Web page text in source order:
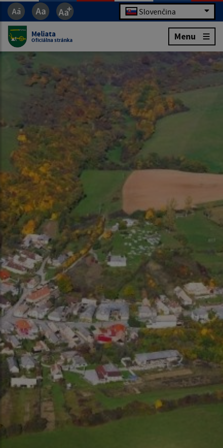
Slovenčina
Meliata
Oficiálna stránka Menu